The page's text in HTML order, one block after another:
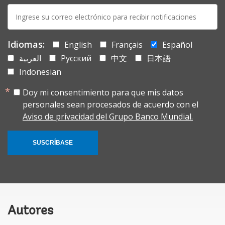
mail:
Idiomas: English Français
Español
العربية
Русский 中文
日本語
Indonesian
Doy mi consentimiento para que mis datos
personales sean procesados de acuerdo con el
Aviso de privacidad del Grupo Banco Mundial.
SUSCRÍBASE
Autores